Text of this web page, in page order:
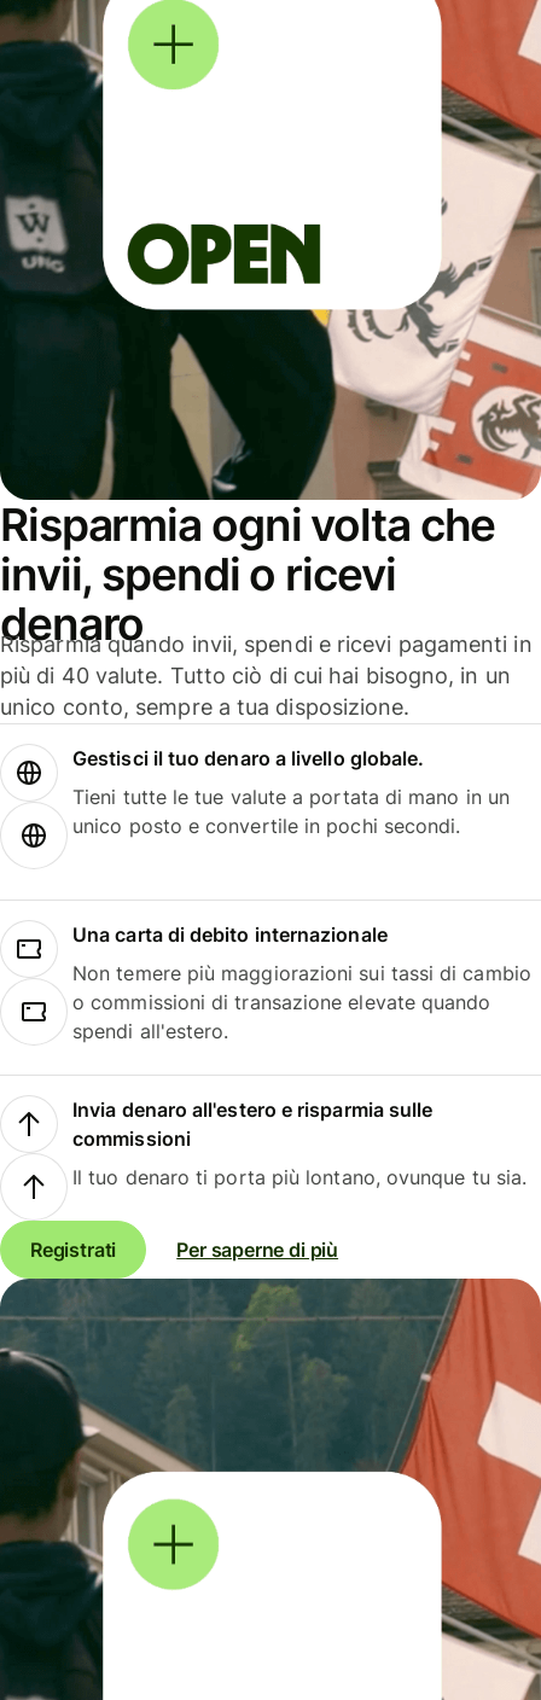
Risparmia ogni volta che
invii, spendi o ricevi
denaro
Risparmia quando invii, spendi e ricevi pagamenti in
più di 40 valute. Tutto ciò di cui hai bisogno, in un
unico conto, sempre a tua disposizione.
Gestisci il tuo denaro a livello globale.
Tieni tutte le tue valute a portata di mano in un
unico posto e convertile in pochi secondi.
Una carta di debito internazionale
Non temere più maggiorazioni sui tassi di cambio
o commissioni di transazione elevate quando
spendi all'estero.
Invia denaro all'estero e risparmia sulle
commissioni
Il tuo denaro ti porta più lontano, ovunque tu sia.
Registrati Per saperne di più